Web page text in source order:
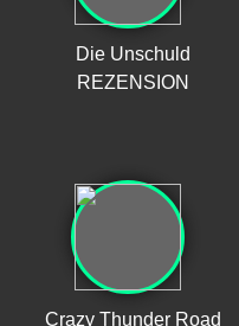
Die Unschuld
REZENSION
Crazy Thunder Road